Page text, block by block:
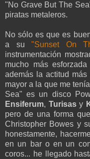
"No Grave But The
piratas metaleros.
No sólo es que es
a su "Sunset On
instrumentación
mucho más
además la actitud
mayor a la que me
Sea" es un disco
Ensiferum, Turisasy
pero de una forma
Christopher Bowes y
honestamente,
en un bar o en un
coros... he llegado